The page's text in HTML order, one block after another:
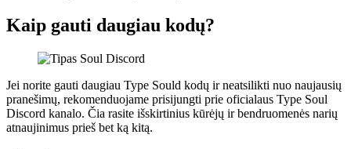
Kaip gauti daugiau kodų?
Jei norite gauti daugiau Type Sould kodų ir neatsilikti nuo naujausių
pranešimų, rekomenduojame prisijungti prie oficialaus Type Soul
Discord kanalo. Čia rasite išskirtinius kūrėjų ir bendruomenės narių
atnaujinimus prieš bet ką kitą.